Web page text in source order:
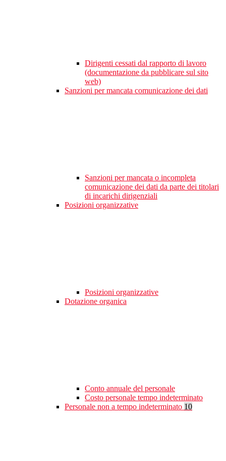
Dirigenti cessati dal rapporto di lavoro
(documentazione da pubblicare sul sito
web)
Sanzioni per mancata comunicazione dei dati
Sanzioni per mancata o incompleta
comunicazione dei dati da parte dei titolari
di incarichi dirigenziali
Posizioni organizzative
Posizioni organizzative
Dotazione organica
Conto annuale del personale
Costo personale tempo indeterminato
Personale non a tempo indeterminato 10